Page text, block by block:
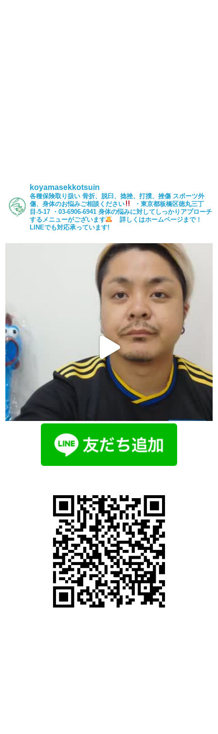
koyamasekkotsuin
各種保険取り扱い 骨折、脱臼、捻挫、打撲、挫傷 スポーツ外
傷、身体のお悩みご相談ください
・東京都板橋区徳丸三丁
目-5-17 ・03-6906-6941 身体の悩みに対してしっかりアプローチ
するメニューがございます
詳しくはホームページまで！
LINEでも対応承っています!